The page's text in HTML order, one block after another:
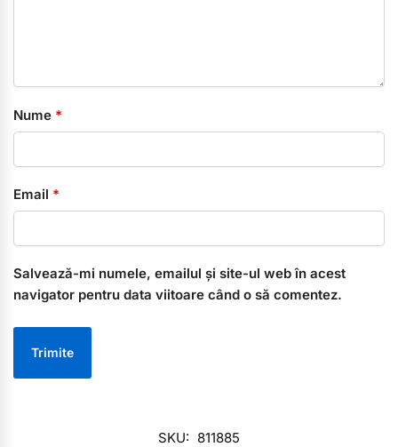
Nume *
Email *
Salvează-mi numele, emailul și site-ul web în acest
navigator pentru data viitoare când o să comentez.
SKU: 811885